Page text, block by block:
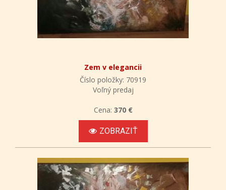
Zem v elegancii
Číslo položky: 70919
Voľný predaj
Cena: 370 €
ZOBRAZIŤ